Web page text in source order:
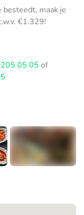
maak je
€1.329!
05 05 of